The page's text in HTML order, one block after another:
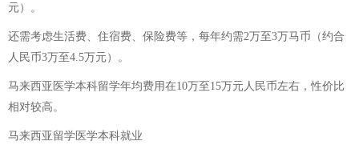
元）。
还需考虑生活费、住宿费、保险费等，每年约需2万至3万马币（约合
人民币3万至4.5万元）。
马来西亚医学本科留学年均费用在10万至15万元人民币左右，性价比
相对较高。
马来西亚留学医学本科就业